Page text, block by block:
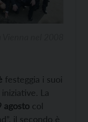
festeggia i suoi
La
agosto col
il secondo è